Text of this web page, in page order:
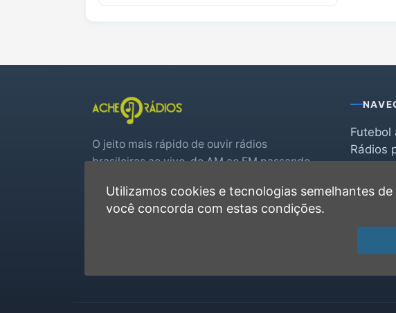
O jeito mais rápido de ouvir rádios
brasileiras ao vivo, do AM ao FM passando
real.
Futebol
Rádios
Favoritas
Utilizamos cookies e tecnologias semelhantes
você concorda com estas condições.